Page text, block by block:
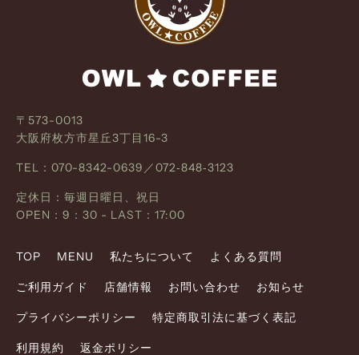
〒573-0013
大阪府枚方市星丘3丁目16-3
TEL：070-8342-0639／072‐848‐3123
定休日：毎週日曜日、祝日
OPEN：9：30 - LAST：17:00
TOP MENU 私たちについて よくある質問
ご利用ガイド 店舗情報 お問い合わせ お知らせ
プライバシーポリシー 特定商取引法に基づく表記
利用規約 返金ポリシー